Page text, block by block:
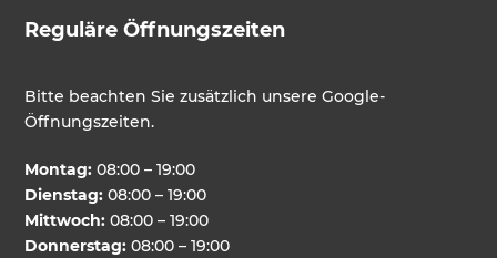
Reguläre Öffnungszeiten
Bitte beachten Sie zusätzlich unsere Google-
Öffnungszeiten.
Montag: 08:00 – 19:00
Dienstag: 08:00 – 19:00
Mittwoch: 08:00 – 19:00
Donnerstag: 08:00 – 19:00